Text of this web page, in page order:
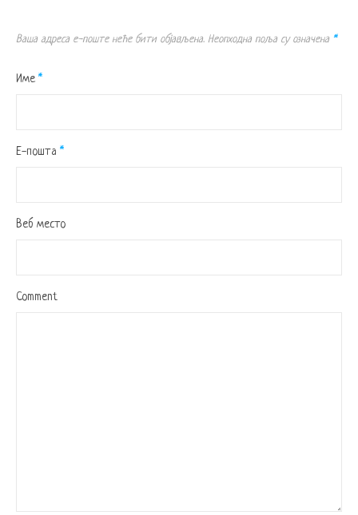
Ваша адреса е-поште неће бити објављена. Неопходна поља су означена *
Име *
Е-пошта *
Веб место
Comment